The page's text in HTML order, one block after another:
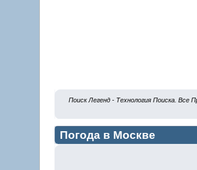
Поиск Легенд - Технология Поиска. Все
Погода в Москве